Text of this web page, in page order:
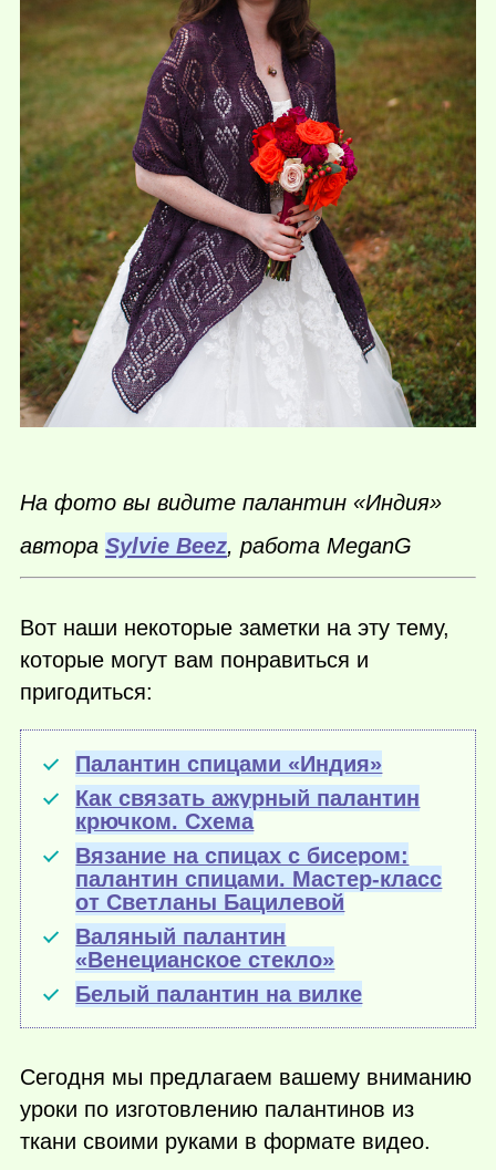
На фото вы видите палантин «Индия»
автора Sylvie Beez, работа MeganG
Вот наши некоторые заметки на эту тему,
которые могут вам понравиться и
пригодиться:
Палантин спицами «Индия»
Как связать ажурный палантин
крючком. Схема
Вязание на спицах с бисером:
палантин спицами. Мастер-класс
от Светланы Бацилевой
Валяный палантин
«Венецианское стекло»
Белый палантин на вилке
Сегодня мы предлагаем вашему вниманию
уроки по изготовлению палантинов из
ткани своими руками в формате видео.